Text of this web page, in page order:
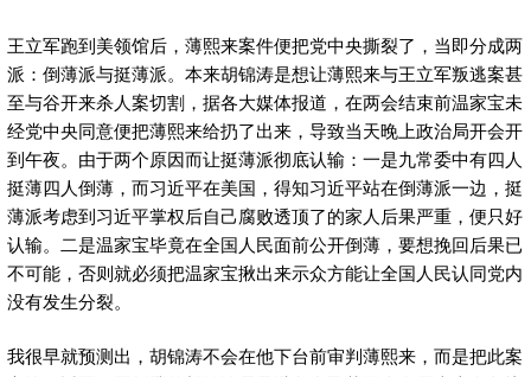
王立军跑到美领馆后，薄熙来案件便把党中央撕裂了，当即分成两
派：倒薄派与挺薄派。本来胡锦涛是想让薄熙来与王立军叛逃案甚
至与谷开来杀人案切割，据各大媒体报道，在两会结束前温家宝未
经党中央同意便把薄熙来给扔了出来，导致当天晚上政治局开会开
到午夜。 由于两个原因而让挺薄派彻底认输：一是九常委中有四人
挺薄四人倒薄，而习近平在美国，得知习近平站在倒薄派一边，挺
薄派考虑到习近平掌权后自己腐败透顶了的家人后果严重，便只好
认输。二是温家宝毕竟在全国人民面前公开倒薄，要想挽回后果已
不可能，否则就必须把温家宝揪出来示众方能让全国人民认同党内
没有发生分裂。
我很早就预测出，胡锦涛不会在他下台前审判薄熙来，而是把此案